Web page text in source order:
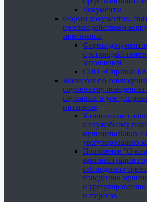
Документы
Формы документов,
противодействием
заполнения
Формы
заполнения
СПО «Справки
Комиссия по
служебному
служащих и
интересов
Комиссия по
к служебному
муниципальных
урегулированию
Положение "О
администрации
соблюдению
поведению
и урегулированию
интересов"